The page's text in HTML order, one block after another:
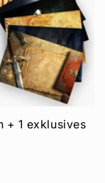
+ 1 exklusives